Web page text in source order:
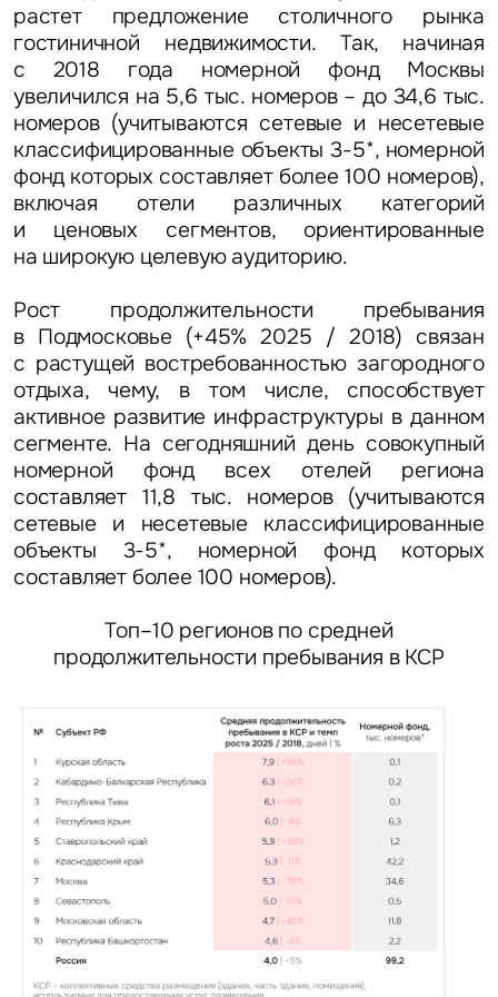
растет предложение столичного рынка
гостиничной недвижимости. Так, начиная
с 2018 года номерной фонд Москвы
увеличился на 5,6 тыс. номеров – до 34,6 тыс.
номеров (учитываются сетевые и несетевые
классифицированные объекты 3-5*, номерной
фонд которых составляет более 100 номеров),
включая отели различных категорий
и ценовых сегментов, ориентированные
на широкую целевую аудиторию.
Рост продолжительности пребывания
в Подмосковье (+45% 2025 / 2018) связан
с растущей востребованностью загородного
отдыха, чему, в том числе, способствует
активное развитие инфраструктуры в данном
сегменте. На сегодняшний день совокупный
номерной фонд всех отелей региона
составляет 11,8 тыс. номеров (учитываются
сетевые и несетевые классифицированные
объекты 3-5*, номерной фонд которых
составляет более 100 номеров).
Топ–10 регионов по средней
продолжительности пребывания в КСР